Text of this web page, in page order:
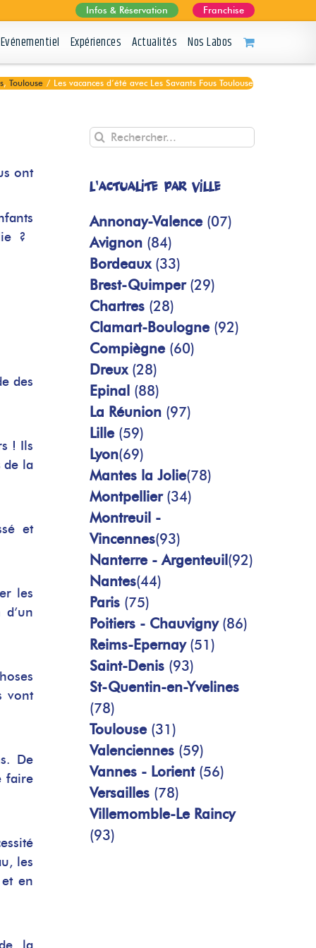
Infos & Réservation Franchise
Evénementiel Expériences Actualités Nos Labos
, Toulouse / Les vacances d’été avec Les Savants Fous Toulouse
ont
?
des
! Ils
de la
et
les
vont
De
faire
les
en
Rechercher
L'actualité par ville
Annonay-Valence (07)
Avignon (84)
Bordeaux (33)
Brest-Quimper (29)
Chartres (28)
Clamart-Boulogne (92)
Compiègne (60)
Dreux (28)
Epinal (88)
La Réunion (97)
Lille (59)
Lyon(69)
Mantes la Jolie(78)
Montpellier (34)
Montreuil -
Vincennes(93)
Nanterre - Argenteuil (92)
Nantes(44)
Paris (75)
Poitiers - Chauvigny (86)
Reims-Epernay (51)
Saint-Denis (93)
St-Quentin-en-Yvelines
(78)
Toulouse (31)
Valenciennes (59)
Vannes - Lorient (56)
Versailles (78)
Villemomble-Le Raincy
(93)